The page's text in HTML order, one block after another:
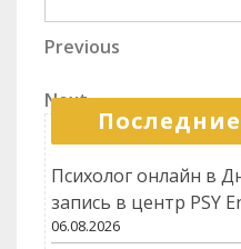
разных странах
Навигация
по
записям
Previous
Previous
Next
Post
Next
Психолог онлайн в
запись в центр PSY
06.08.2026